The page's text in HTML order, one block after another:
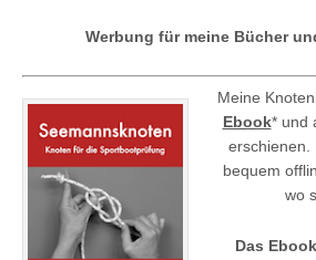
Werbung für meine Bücher
Meine
Ebook* und
erschienen.
bequem
wo
Das